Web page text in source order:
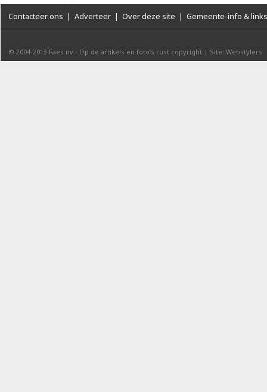
Contacteer ons | Adverteer | Over deze site | Gemeente-info & links
© 2004-2013 Faes nv - Op de artikels en foto’s rust copyright | Site: Webstylers